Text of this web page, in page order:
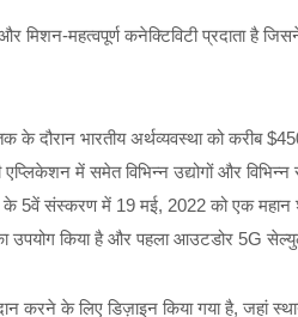
महत्वपूर्ण कनेक्टिविटी प्रदाता है
भारतीय अर्थव्यवस्था को करीब
में समेत विभिन्न उद्योगों और
के 5वें संस्करण में 19 मई, 2022 को एक
किया है और पहला आउटडोर 5G
करने के लिए डिज़ाइन किया गया है, जहां